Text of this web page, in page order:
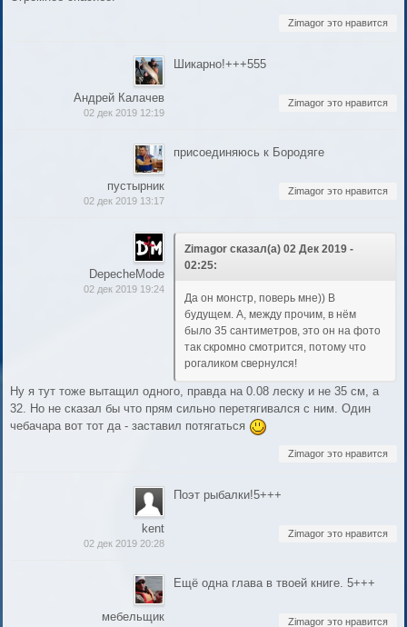
Zimagor это нравится
Андрей Калачев
02 дек 2019 12:19
Шикарно!+++555
Zimagor это нравится
пустырник
02 дек 2019 13:17
присоединяюсь к Бородяге
Zimagor это нравится
DepecheMode
02 дек 2019 19:24
Zimagor сказал(а) 02 Дек 2019 -
02:25:
Да он монстр, поверь мне)) В
будущем. А, между прочим, в нём
было 35 сантиметров, это он на фото
так скромно смотрится, потому что
рогаликом свернулся!
Ну я тут тоже вытащил одного, правда на 0.08 леску и не 35 см, а
32. Но не сказал бы что прям сильно перетягивался с ним. Один
чебачара вот тот да - заставил потягаться
Zimagor это нравится
kent
02 дек 2019 20:28
Поэт рыбалки!5+++
Zimagor это нравится
мебельщик
Ещё одна глава в твоей книге. 5+++
Zimagor это нравится